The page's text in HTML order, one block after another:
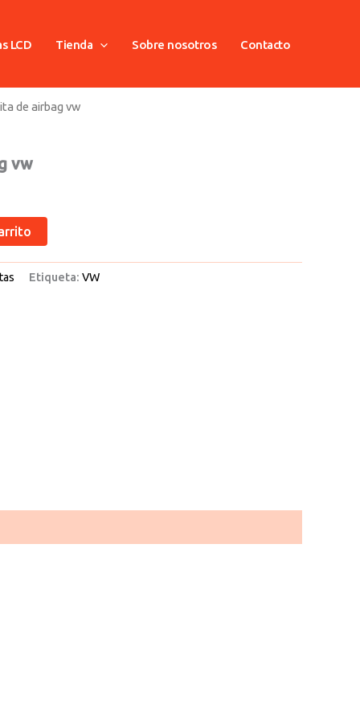
LCD Tienda Sobre nosotros Contacto
de airbag vw
vw
Etiqueta: VW